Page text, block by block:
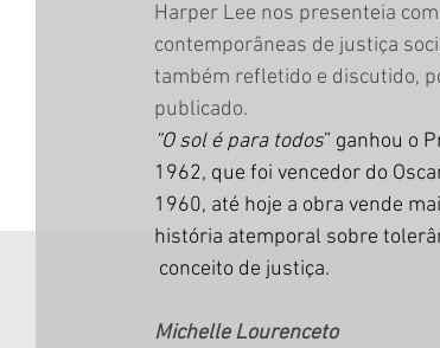
Harper Lee nos presenteia
contemporâneas de justiça
também refletido e discutido,
publicado.
“O sol é para todos” ganhou o
1962, que foi vencedor do
1960, até hoje a obra vende
história atemporal sobre
conceito de justiça.
Michelle Lourenceto